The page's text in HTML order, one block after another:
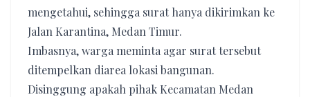
mengetahui, sehingga surat hanya dikirimkan ke
Jalan Karantina, Medan Timur.
Imbasnya, warga meminta agar surat tersebut
ditempelkan diarea lokasi bangunan.
Disinggung apakah pihak Kecamatan Medan